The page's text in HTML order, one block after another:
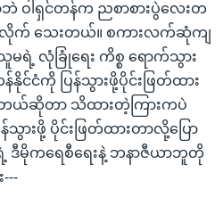
ဘဲ ဝါရှင်တန်က ညစာစားပွဲလေးတ
လိုက် သေးတယ်။ စကားလက်ဆုံကျ
ရဲ့ လုံခြုံရေး ကိစ္စ ရောက်သွား
င်ငံကို ပြန်သွားဖို့ပိုင်းဖြတ်ထား
င်တယ်ဆိုတာ သိထားတဲ့ကြားကပဲ
ားဖို့ ပိုင်းဖြတ်ထားတာလို့ပြော
ရဲ့ ဒီမိုကရေစီရေးနဲ့ ဘနာဇီယာဘူတို